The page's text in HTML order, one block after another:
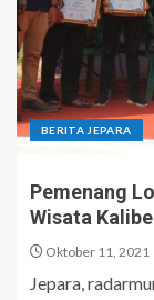
BERITA JEPARA
Pemenang
Wisata
Oktober 11, 2021
Jepara,